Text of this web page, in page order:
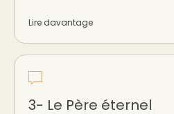
Lire davantage
3- Le Père éternel